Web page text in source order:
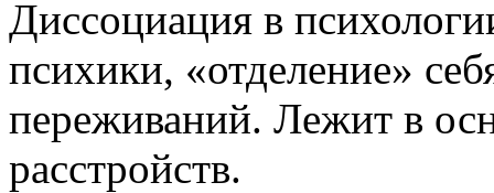
Диссоциация в
психики, «отделение»
переживаний. Лежит в
расстройств.